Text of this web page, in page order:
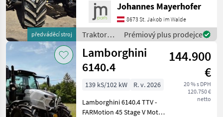
předváděcí stroj
Standardtraktor, der sich
durch seine
beeindruckende
Ausstattung und moderne
Technologie ausz
Johannes Mayerhofer
8673 St. Jakob im Walde
Traktory /
Lamborghini
Prémiový plus prodejce
Lamborghini
6140.4
144.900
€
20 % s DPH
120.750 €
netto
139 kS/102 kW
R. v. 2026
Lamborghini 6140.4 TTV -
FARMotion 45 Stage V Motor